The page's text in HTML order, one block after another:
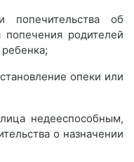
об
попечения родителей
опеки или
недееспособным,
о назначении